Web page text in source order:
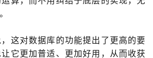
这对数据库的功能提出了更高的要
它更加普适、更加好用，从而收获